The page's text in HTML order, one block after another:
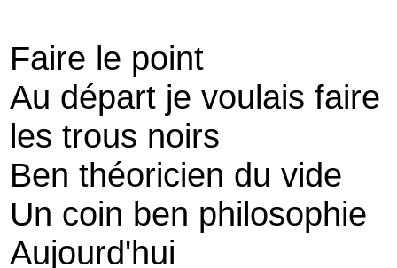
Faire le point
Au départ je voulais faire
les trous noirs
Ben théoricien du vide
Un coin ben philosophie
Aujourd'hui